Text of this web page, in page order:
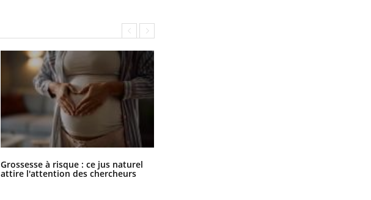
Grossesse à risque : ce jus naturel
attire l'attention des chercheurs